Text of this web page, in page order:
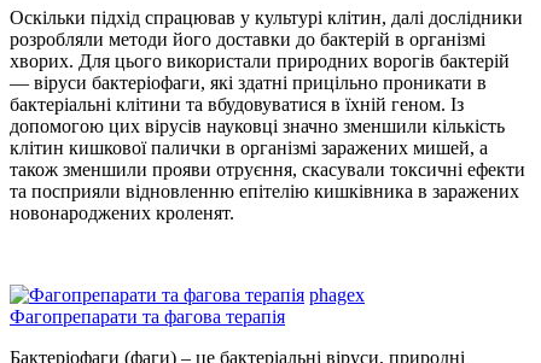
Оскільки підхід спрацював у культурі клітин, далі дослідники
розробляли методи його доставки до бактерій в організмі
хворих. Для цього використали природних ворогів бактерій
— віруси бактеріофаги, які здатні прицільно проникати в
бактеріальні клітини та вбудовуватися в їхній геном. Із
допомогою цих вірусів науковці значно зменшили кількість
клітин кишкової палички в організмі заражених мишей, а
також зменшили прояви отруєння, скасували токсичні ефекти
та посприяли відновленню епітелію кишківника в заражених
новонароджених кроленят.
phagex
Фагопрепарати та фагова терапія
Бактеріофаги (фаги) – це бактеріальні віруси, природні